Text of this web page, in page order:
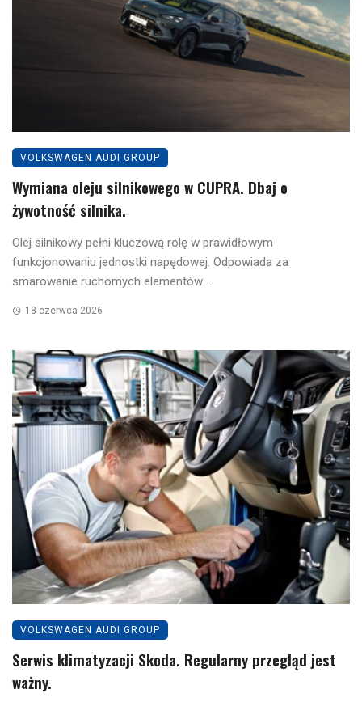
VOLKSWAGEN AUDI GROUP
Wymiana oleju silnikowego w CUPRA. Dbaj o
żywotność silnika.
Olej silnikowy pełni kluczową rolę w prawidłowym
funkcjonowaniu jednostki napędowej. Odpowiada za
smarowanie ruchomych elementów ...
18 czerwca 2026
VOLKSWAGEN AUDI GROUP
Serwis klimatyzacji Skoda. Regularny przegląd jest
ważny.